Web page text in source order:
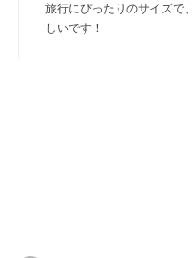
旅行にぴったりのサイズで
しいです！